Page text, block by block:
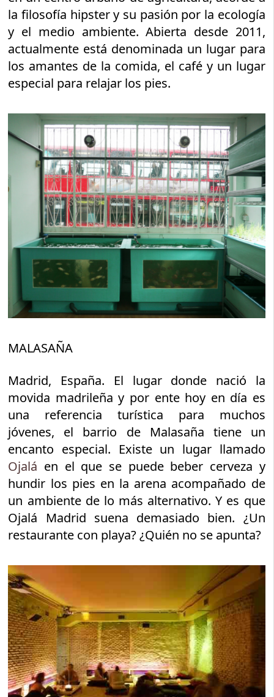
la filosofía hipster y su pasión por la ecología
y el medio ambiente. Abierta desde 2011,
actualmente está denominada un lugar para
los amantes de la comida, el café y un lugar
especial para relajar los pies.
MALASAÑA
Madrid, España. El lugar donde nació la
movida madrileña y por ente hoy en día es
una referencia turística para muchos
jóvenes, el barrio de Malasaña tiene un
encanto especial. Existe un lugar llamado
Ojalá en el que se puede beber cerveza y
hundir los pies en la arena acompañado de
un ambiente de lo más alternativo. Y es que
Ojalá Madrid suena demasiado bien. ¿Un
restaurante con playa? ¿Quién no se apunta?